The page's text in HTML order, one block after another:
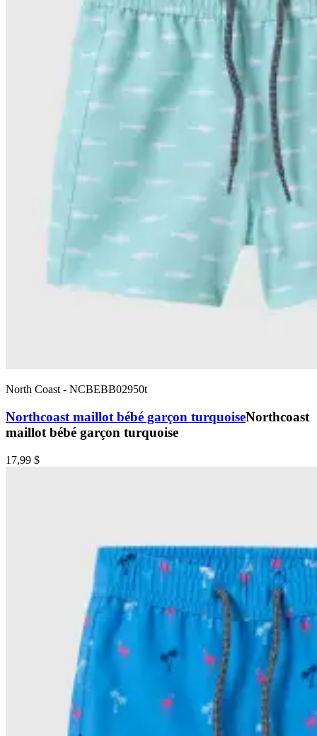
North Coast - NCBEBB02950t
Northcoast maillot bébé garçon turquoiseNorthcoast
maillot bébé garçon turquoise
17,99 $